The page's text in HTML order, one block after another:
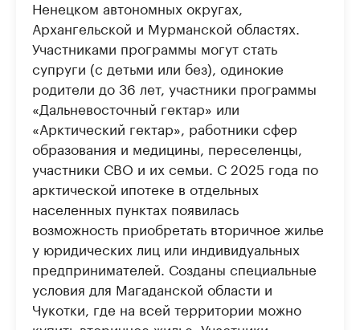
Ненецком автономных округах,
Архангельской и Мурманской областях.
Участниками программы могут стать
супруги (с детьми или без), одинокие
родители до 36 лет, участники программы
«Дальневосточный гектар» или
«Арктический гектар», работники сфер
образования и медицины, переселенцы,
участники СВО и их семьи. С 2025 года по
арктической ипотеке в отдельных
населенных пунктах появилась
возможность приобретать вторичное жилье
у юридических лиц или индивидуальных
предпринимателей. Созданы специальные
условия для Магаданской области и
Чукотки, где на всей территории можно